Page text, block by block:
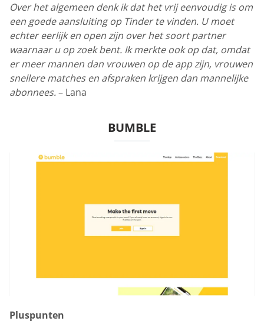
Over het algemeen denk ik dat het vrij eenvoudig is om
een goede aansluiting op Tinder te vinden. U moet
echter eerlijk en open zijn over het soort partner
waarnaar u op zoek bent. Ik merkte ook op dat, omdat
er meer mannen dan vrouwen op de app zijn, vrouwen
snellere matches en afspraken krijgen dan mannelijke
abonnees.– Lana
BUMBLE
Pluspunten